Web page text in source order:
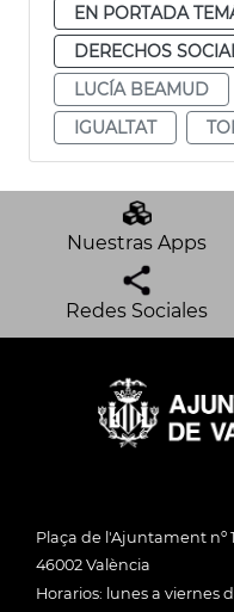
EN PORTADA
DERECHOS
LUCÍA BEAMUD
IGUALTAT
Nuestras Apps
Redes Sociales
Plaça de l'Ajuntament nº 1
46002 València
Horarios: lunes a viernes